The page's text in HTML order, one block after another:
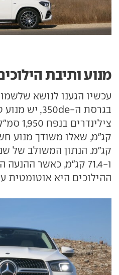
מנוע ותיבת
ו-71.4 קג"מ, כאשר
ההילוכים היא אוטומטית עם 9 יחסי